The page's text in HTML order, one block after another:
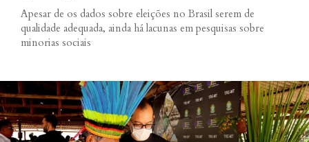
Apesar de os dados sobre eleições no Brasil serem de
qualidade adequada, ainda há lacunas em pesquisas sobre
minorias sociais